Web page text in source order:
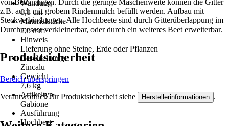
Wandung
0,1 cm
Materialstärke
2,5 mm
Hinweis
Lieferung ohne Steine, Erde oder Pflanzen
Beschichtung
Zincalu
Gewicht
7,6 kg
Artikeltyp
Gabione
Ausführung
Hochbeet
von Betonringen. Durch die geringe Maschenweite können die Gitter
z.B. auch mit grobem Rindenmulch befüllt werden. Aufbau mit
Steckverbindungen. Alle Hochbeete sind durch Gitterüberlappung im
Durchmesser verkleinerbar, oder durch ein weiteres Beet erweiterbar.
Produktsicherheit
Bereich überspringen
Verantwortlich für Produktsicherheit siehe Herstellerinformationen .